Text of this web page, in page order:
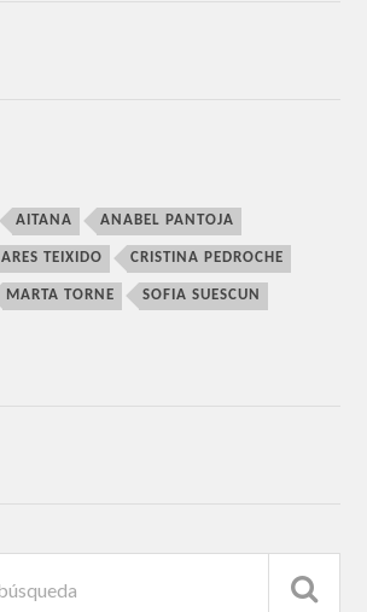
AITANA ANABEL PANTOJA
ARES TEIXIDO CRISTINA PEDROCHE
MARTA TORNE SOFIA SUESCUN